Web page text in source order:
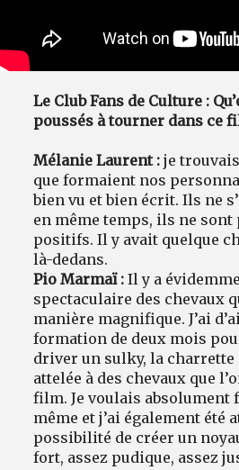
Le Club Fans de Culture :
poussés à tourner dans ce
Mélanie Laurent :je
que formaient nos
bien vu et bien écrit. Ils ne
en même temps, ils ne sont
positifs. Il y avait quelque
là-dedans.
Pio Marmaï : Il y a
spectaculaire des chevaux
manière magnifique. J’ai
formation de deux mois
driver un sulky, la charrette
attelée à des chevaux que
film. Je voulais absolument
même et j’ai également été
possibilité de créer un
fort, assez pudique, assez